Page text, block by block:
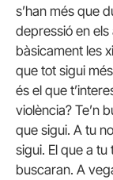
s’han més que
depressió en els
bàsicament les
que tot sigui
és el que
violència? Te’n
que sigui. A tu
sigui. El que a tu
buscaran. A